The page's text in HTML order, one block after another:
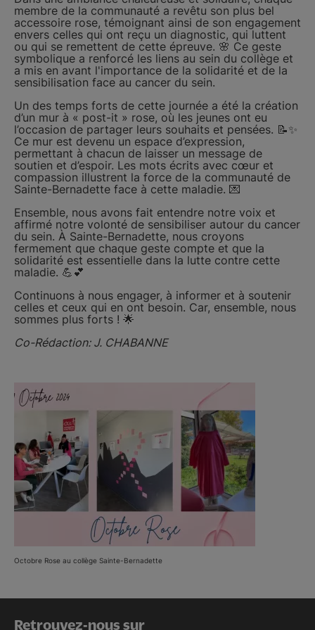
membre de la communauté a revêtu son plus bel
accessoire rose, témoignant ainsi de son engagement
envers celles qui ont reçu un diagnostic, qui luttent
ou qui se remettent de cette épreuve. 🌸 Ce geste
symbolique a renforcé les liens au sein du collège et
a mis en avant l'importance de la solidarité et de la
sensibilisation face au cancer du sein.
Un des temps forts de cette journée a été la création
d’un mur à « post-it » rose, où les jeunes ont eu
l’occasion de partager leurs souhaits et pensées. 📝✨
Ce mur est devenu un espace d’expression,
permettant à chacun de laisser un message de
soutien et d’espoir. Les mots écrits avec cœur et
compassion illustrent la force de la communauté de
Sainte-Bernadette face à cette maladie. 💌
Ensemble, nous avons fait entendre notre voix et
affirmé notre volonté de sensibiliser autour du cancer
du sein. À Sainte-Bernadette, nous croyons
fermement que chaque geste compte et que la
solidarité est essentielle dans la lutte contre cette
maladie. 💪💕
Continuons à nous engager, à informer et à soutenir
celles et ceux qui en ont besoin. Car, ensemble, nous
sommes plus forts ! 🌟
Co-Rédaction: J. CHABANNE
Octobre Rose au collège Sainte-Bernadette
Retrouvez-nous sur